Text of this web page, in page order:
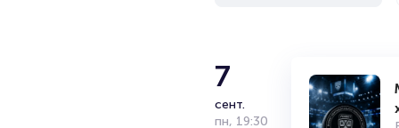
Цирк Дю
Канадская компания,
7
сент.
пн, 19:30